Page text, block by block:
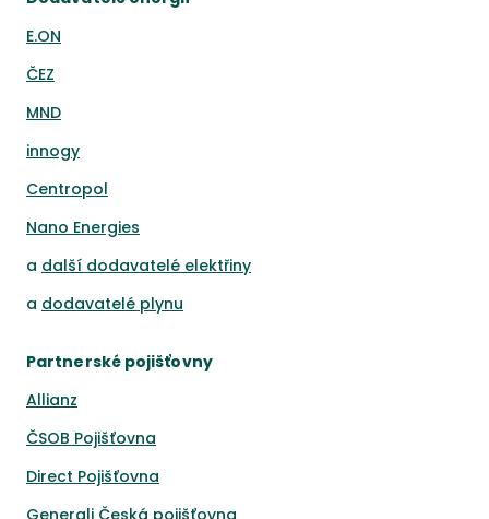
E.ON
ČEZ
MND
innogy
Centropol
Nano Energies
a další dodavatelé elektřiny
a dodavatelé plynu
Partnerské pojišťovny
Allianz
ČSOB Pojišťovna
Direct Pojišťovna
Generali Česká pojišťovna